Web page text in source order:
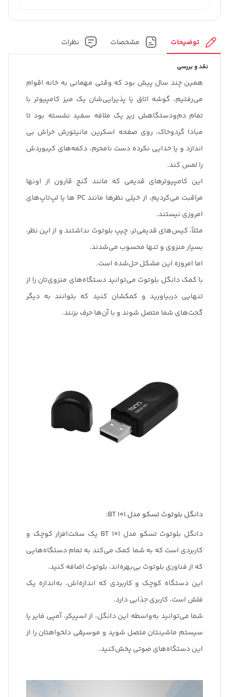
توضیحات مشخصات نظرات
نقد و بررسی
همین چند سال پیش بود که وقتی مهمانی به خانه اقوام
می‌رفتیم، گوشه اتاق یا پذیرایی‌شان یک میز کامپیوتر با
تمام دم‌ودستگاهش زیر یک ملافه سفید نشسته بود تا
مبادا گردوخاک، روی صفحه اسکرین مانیتورش خراش بی
اندازد و یا خدایی نکرده دست نامحرم، دکمه‌های کیبوردش
را لمس کند.
این کامپیوترهای قدیمی که مانند گنج قارون از اونها
مراقبت می‌کردیم، از خیلی نظرها مانند PC ها یا لپ‌تاپ‌های
امروزی نیستند.
مثلاً، کیس‌های قدیمی‌تر، چیپ بلوتوث نداشتند و از این نظر،
بسیار منزوی و تنها محسوب می‌شدند.
اما امروزه این مشکل حل‌شده است.
با کمک دانگل بلوتوث می‌توانید دستگاه‌های منزوی‌تان را از
تنهایی دربیاورید و کمکشان کنید که بتوانند به دیگر
گجت‌های شما متصل شوند و با آن‌ها حرف بزنند.
دانگل بلوتوث تسکو مدل BT 101:
دانگل بلوتوث تسکو مدل BT 101 یک سخت‌افزار کوچک و
کاربردی است که به شما کمک می‌کند به تمام دستگاه‌هایی
که از فناوری بلوتوث بی‌بهره‌اند، بلوتوث اضافه کنید.
این دستگاه کوچک و کاربردی که اندازه‌اش، به‌اندازه یک
فلش است، کاربری جذابی دارد.
شما می‌توانید به‌واسطه این دانگل، از اسپیکر، آمپی فایر یا
سیستم ماشینتان متصل شوید و موسیقی دلخواهتان را از
این دستگاه‌های صوتی پخش‌کنید.